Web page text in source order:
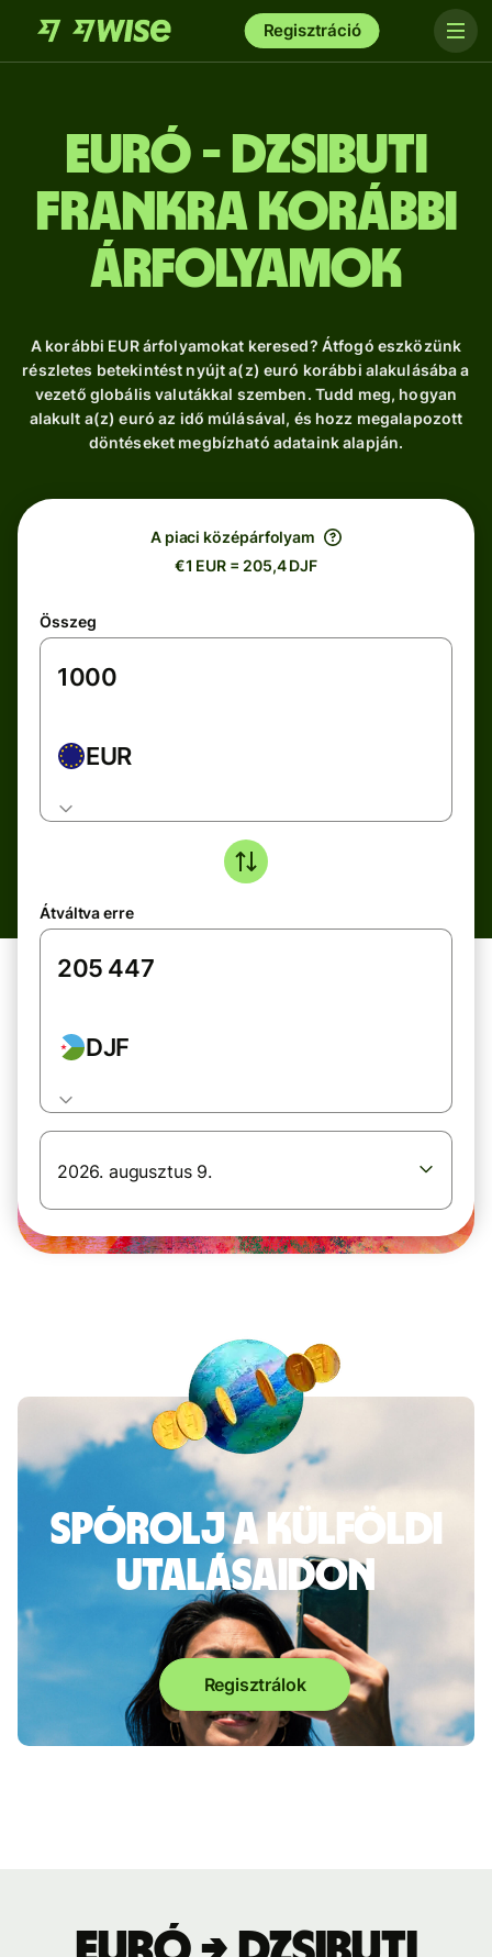
Regisztráció
euró - dzsibuti
frankra Korábbi
árfolyamok
A korábbi EUR árfolyamokat keresed? Átfogó eszközünk
részletes betekintést nyújt a(z) euró korábbi alakulásába a
vezető globális valutákkal szemben. Tudd meg, hogyan
alakult a(z) euró az idő múlásával, és hozz megalapozott
döntéseket megbízható adataink alapján.
A piaci középárfolyam
€1 EUR = 205,4 DJF
Összeg
EUR
Átváltva erre
DJF
2026. augusztus 9.
Spórolj a külföldi
utalásaidon
Regisztrálok